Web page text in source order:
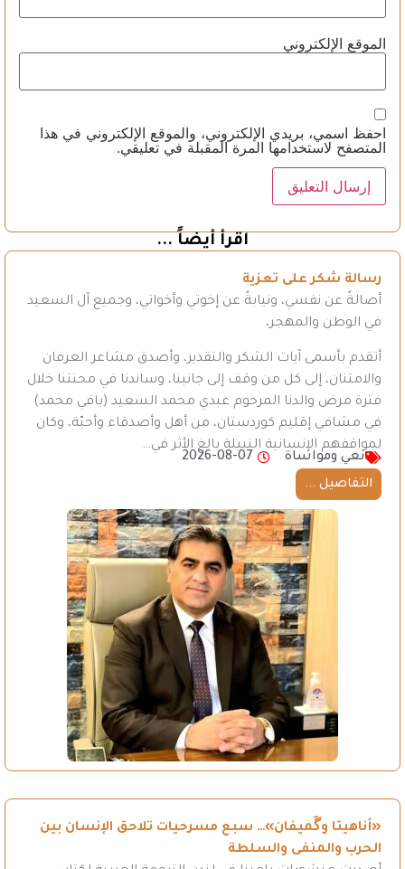
الموقع الإلكتروني
احفظ اسمي، بريدي الإلكتروني، والموقع الإلكتروني في هذا
المتصفح لاستخدامها المرة المقبلة في تعليقي.
اقرأ أيضاً ...
رسالة شكر على تعزية
أصالةً عن نفسي، ونيابةً عن إخوتي وأخواتي، وجميع آل السعيد
في الوطن والمهجر،
أتقدم بأسمى آيات الشكر والتقدير، وأصدق مشاعر العرفان
والامتنان، إلى كل من وقف إلى جانبنا، وساندنا في محنتنا خلال
فترة مرض والدنا المرحوم عبدي محمد السعيد (بافي محمد)
في مشافي إقليم كوردستان، من أهل وأصدقاء وأحبّة، وكان
لمواقفهم الإنسانية النبيلة بالغ الأثر في…
نعي ومواساة
2026-08-07
التفاصيل ...
«أناهيتا وگَميفان»… سبع مسرحيات تلاحق الإنسان بين
الحرب والمنفى والسلطة